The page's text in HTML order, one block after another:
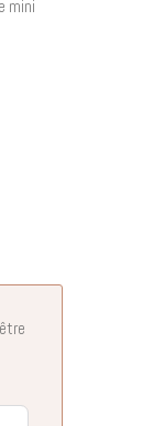
mini